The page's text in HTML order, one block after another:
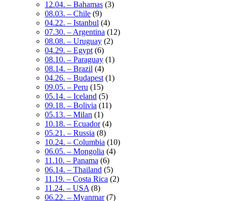
12.04. – Bahamas (3)
08.03. – Chile (9)
04.22. – Istanbul (4)
07.30. – Argentina (12)
08.08. – Uruguay (2)
04.29. – Egypt (6)
08.10. – Paraguay (1)
08.14. – Brazil (4)
04.26. – Budapest (1)
09.05. – Peru (15)
05.14. – Iceland (5)
09.18. – Bolivia (11)
05.13. – Milan (1)
10.18. – Ecuador(4)
05.21. – Russia (8)
10.24. – Columbia (10)
06.05. – Mongolia (4)
11.10. – Panama (6)
06.14. – Thailand (5)
11.19. – Costa Rica (2)
11.24. – USA (8)
06.22. – Myanmar(7)